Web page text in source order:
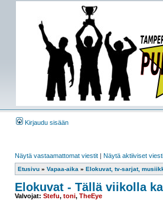
Kirjaudu sisään
Näytä vastaamattomat viestit | Näytä aktiiviset
Etusivu » Vapaa-aika » Elokuvat, tv-sarjat,
Elokuvat - Tällä viikolla
Valvojat: Stefu, toni, TheEye